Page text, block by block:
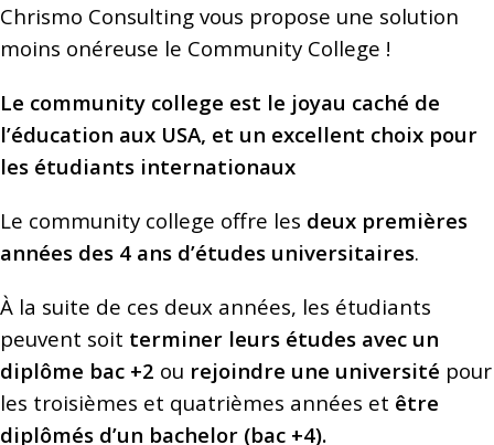
Chrismo Consulting vous propose une solution
moins onéreuse le Community College !
Le community college est le joyau caché de
l’éducation aux USA, et un excellent choix pour
les étudiants internationaux
Le community college offre les deux premières
années des 4 ans d’études universitaires.
À la suite de ces deux années, les étudiants
peuvent soit terminer leurs études avec un
diplôme bac +2 ou rejoindre une université pour
les troisièmes et quatrièmes années et être
diplômés d’un bachelor (bac +4).